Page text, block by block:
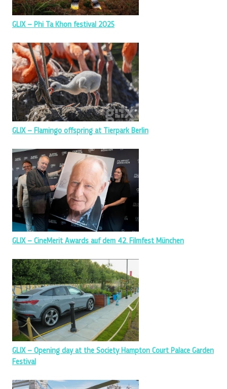
GLIX – Phi Ta Khon festival 2025
GLIX – Flamingo offspring at Tierpark Berlin
GLIX – CineMerit Awards auf dem 42. Filmfest München
GLIX – Opening day at the Society Hampton Court Palace Garden
Festival